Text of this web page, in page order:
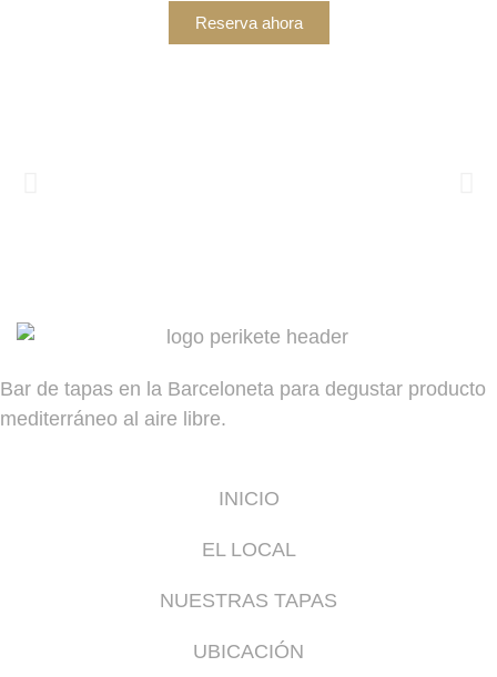
Reserva ahora
Bar de tapas en la Barceloneta para degustar producto
mediterráneo al aire libre.
INICIO
EL LOCAL
NUESTRAS TAPAS
UBICACIÓN